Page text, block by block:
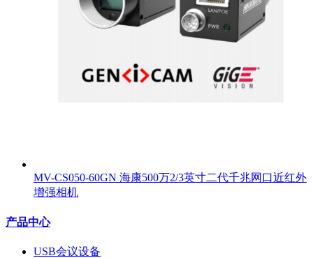
MV-CS050-60GN 海康500万2/3英寸二代千兆网口近红外
增强相机
产品中心
USB会议设备